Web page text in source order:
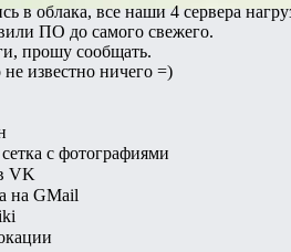
в облака, все наши 4 сервера
ПО до самого свежего.
прошу сообщать.
не известно ничего =)
с фотографиями
VK
на GMail